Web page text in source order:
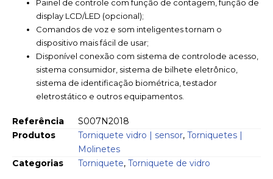
Painel de controle com função de contagem, função de
display LCD/LED (opcional);
Comandos de voz e som inteligentes tornam o
dispositivo mais fácil de usar;
Disponível conexão com sistema de controlode acesso,
sistema consumidor, sistema de bilhete eletrônico,
sistema de identificação biométrica, testador
eletrostático e outros equipamentos.
Referência
S007N2018
Produtos
Torniquete vidro | sensor, Torniquetes |
Molinetes
Categorias
Torniquete, Torniquete de vidro